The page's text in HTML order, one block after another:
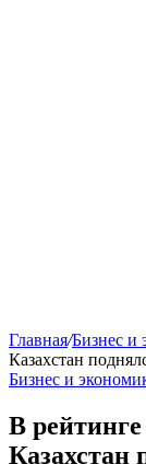
Главная/Бизнес и
Казахстан
Бизнес и
В рейтинге
Казахстан